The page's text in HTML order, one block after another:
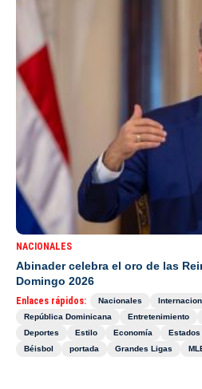
NACIONALES
Abinader celebra el oro de las
Domingo 2026
Enlaces rápidos: Nacionales
República Dominicana
Entretenimiento
Deportes
Estilo Economía
Béisbol
portada Grandes Ligas